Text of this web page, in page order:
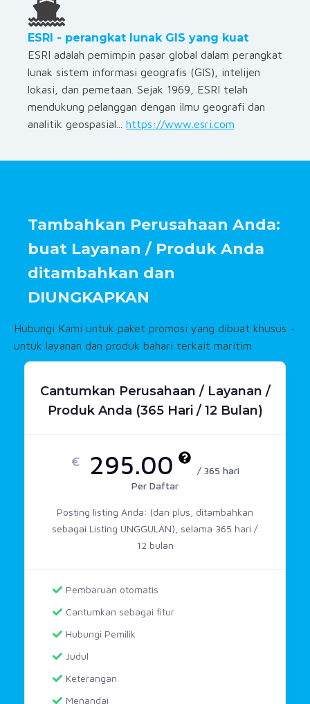
ESRI - perangkat lunak GIS yang kuat
ESRI adalah pemimpin pasar global dalam perangkat
lunak sistem informasi geografis (GIS), intelijen
lokasi, dan pemetaan. Sejak 1969, ESRI telah
mendukung pelanggan dengan ilmu geografi dan
analitik geospasial... https://www.esri.com
Tambahkan Perusahaan Anda:
buat Layanan / Produk Anda
ditambahkan dan
DIUNGKAPKAN
Hubungi Kami untuk paket promosi yang dibuat khusus -
untuk layanan dan produk bahari terkait maritim
Cantumkan Perusahaan / Layanan /
Produk Anda (365 Hari / 12 Bulan)
€ 295.00
/ 365 hari
Per Daftar
Posting listing Anda: (dan plus, ditambahkan
sebagai Listing UNGGULAN), selama 365 hari /
12 bulan
Pembaruan otomatis
Cantumkan sebagai fitur
Hubungi Pemilik
Judul
Keterangan
Menandai